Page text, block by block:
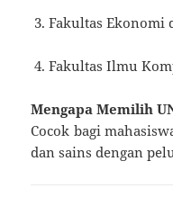
Fakultas Ekonomi
Fakultas Ilmu
Mengapa Memilih
Cocok bagi
dan sains dengan